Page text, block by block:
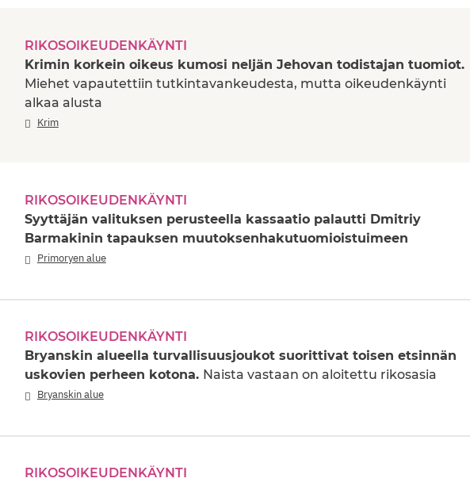
RIKOSOIKEUDENKÄYNTI
Krimin korkein oikeus kumosi neljän Jehovan todistajan tuomiot.
Miehet vapautettiin tutkintavankeudesta, mutta oikeudenkäynti
alkaa alusta
Krim
RIKOSOIKEUDENKÄYNTI
Syyttäjän valituksen perusteella kassaatio palautti Dmitriy
Barmakinin tapauksen muutoksenhakutuomioistuimeen
Primoryen alue
RIKOSOIKEUDENKÄYNTI
Bryanskin alueella turvallisuusjoukot suorittivat toisen etsinnän
uskovien perheen kotona. Naista vastaan on aloitettu rikosasia
Bryanskin alue
RIKOSOIKEUDENKÄYNTI